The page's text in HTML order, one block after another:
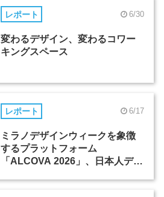
レポート 6/30
変わるデザイン、変わるコワー
キングスペース
レポート 6/17
ミラノデザインウィークを象徴
するプラットフォーム
「ALCOVA 2026」、日本人デザ